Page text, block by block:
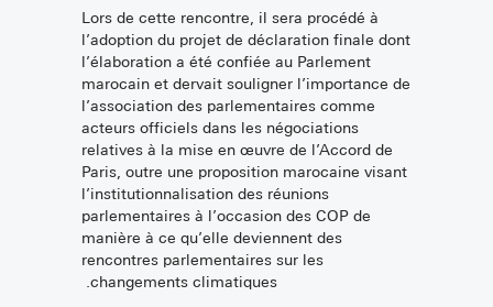
Lors de cette rencontre, il sera procédé à
l’adoption du projet de déclaration finale dont
l’élaboration a été confiée au Parlement
marocain et dervait souligner l’importance de
l’association des parlementaires comme
acteurs officiels dans les négociations
relatives à la mise en œuvre de l’Accord de
Paris, outre une proposition marocaine visant
l’institutionnalisation des réunions
parlementaires à l’occasion des COP de
manière à ce qu’elle deviennent des
rencontres parlementaires sur les
changements climatiques.